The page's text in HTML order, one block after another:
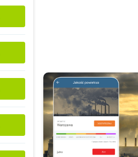
Indeks jakości powietrza.